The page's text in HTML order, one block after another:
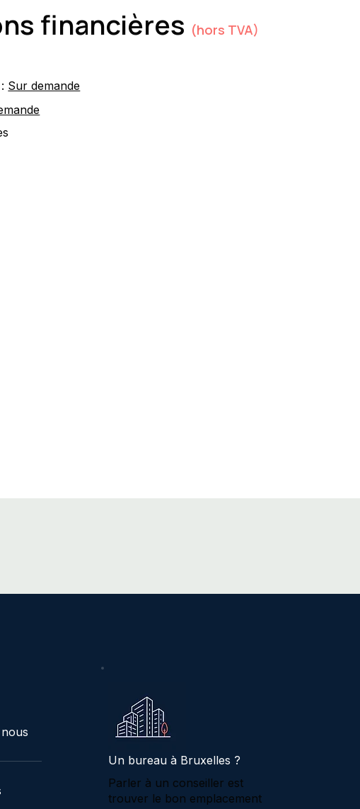
financières (hors TVA)
Sur demande
Un bureau à Bruxelles ?
Parler à un conseiller est
trouver le bon emplacement